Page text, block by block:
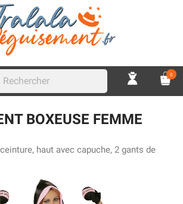
0
BOXEUSE FEMME
haut avec capuche, 2 gants de